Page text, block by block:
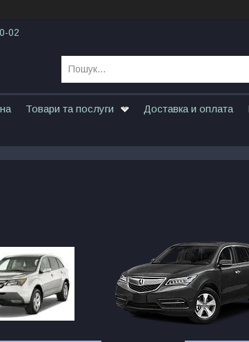
02
Товари та послуги Доставка и оплата